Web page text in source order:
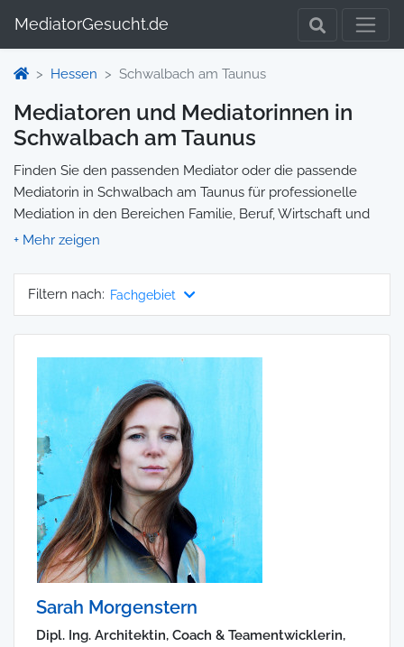
MediatorGesucht.de
Hessen Schwalbach am Taunus
Mediatoren und Mediatorinnen in
Schwalbach am Taunus
Finden Sie den passenden Mediator oder die passende
Mediatorin in Schwalbach am Taunus für professionelle
Mediation in den Bereichen Familie, Beruf, Wirtschaft und
mehr. Jedes Profil enthält Informationen zu Qualifikationen
für Ihre Mediation auswählen und direkt kontaktieren
können. Wir selbst vermitteln keine Mediationen, sondern
Filtern nach: Fachgebiet
Sarah Morgenstern
Dipl. Ing. Architektin, Coach & Teamentwicklerin,